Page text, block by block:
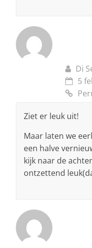
Di
5
Ziet er leuk uit!
Maar laten we
een halve
kijk naar de
ontzettend